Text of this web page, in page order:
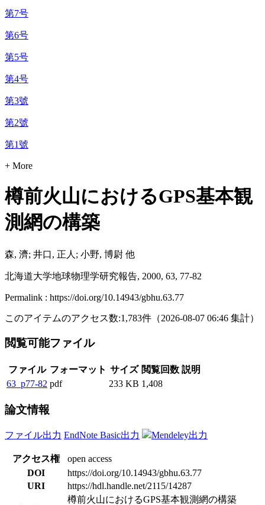
第7号
第6号
第5号
第4号
第3號
第2號
第1號
+ More
樽前火山におけるGPS基本観
測網の構築
森, 濟; 井口, 正人; 小野, 博尉 他
北海道大学地球物理学研究報告, 2000, 63, 77-82
Permalink : https://doi.org/10.14943/gbhu.63.77
このアイテムのアクセス数:1,783件 （2026-08-07 06:46 集計）
閲覧可能ファイル
ファイル フォーマット サイズ 閲覧回数 説明
63_p77-82 pdf 233 KB 1,408
論文情報
ファイル出力 EndNote Basic出力 Mendeley出力
アクセス権
open access
DOI
https://doi.org/10.14943/gbhu.63.77
URI
https://hdl.handle.net/2115/14287
樽前火山におけるGPS基本観測網の構築